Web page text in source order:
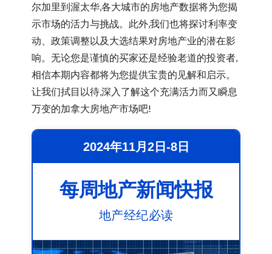
尔加里到渥太华,各大城市的房地产数据将为您揭
示市场的活力与挑战。此外,我们也将探讨利率变
动、政策调整以及大选结果对房地产业的潜在影
响。无论您是谨慎的买家还是经验老道的投资者,
相信本期内容都将为您提供宝贵的见解和启示。
让我们拭目以待,深入了解这个充满活力而又瞬息
万变的加拿大房地产市场吧!
2024年11月2日-8日
每周地产新闻快报
地产经纪必读